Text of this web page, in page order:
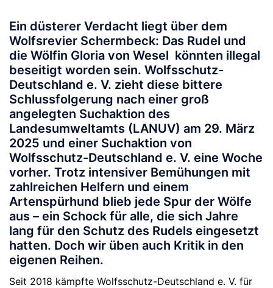
Ein düsterer Verdacht liegt über dem
Wolfsrevier Schermbeck: Das Rudel und
die Wölfin Gloria von Wesel könnten illegal
beseitigt worden sein. Wolfsschutz-
Deutschland e. V. zieht diese bittere
Schlussfolgerung nach einer groß
angelegten Suchaktion des
Landesumweltamts (LANUV) am 29. März
2025 und einer Suchaktion von
Wolfsschutz-Deutschland e. V. eine Woche
vorher. Trotz intensiver Bemühungen mit
zahlreichen Helfern und einem
Artenspürhund blieb jede Spur der Wölfe
aus – ein Schock für alle, die sich Jahre
lang für den Schutz des Rudels eingesetzt
hatten. Doch wir üben auch Kritik in den
eigenen Reihen.
Seit 2018 kämpfte Wolfsschutz-Deutschland e. V. für